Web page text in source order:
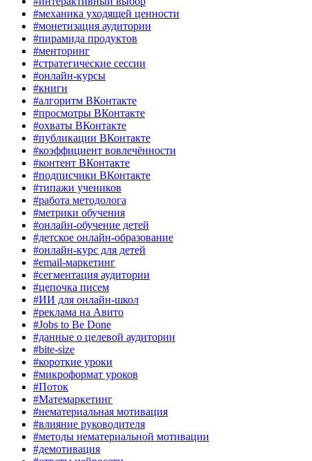
#механика уходящей ценности
#монетизация аудитории
#пирамида продуктов
#менторинг
#стратегические сессии
#онлайн-курсы
#книги
#алгоритм ВКонтакте
#просмотры ВКонтакте
#охваты ВКонтакте
#публикации ВКонтакте
#коэффициент вовлечённости
#контент ВКонтакте
#подписчики ВКонтакте
#типажи учеников
#работа методолога
#метрики обучения
#онлайн-обучение детей
#детское онлайн-образование
#онлайн-курс для детей
#email-маркетинг
#сегментация аудитории
#цепочка писем
#ИИ для онлайн-школ
#реклама на Авито
#Jobs to Be Done
#данные о целевой аудитории
#bite-size
#короткие уроки
#микроформат уроков
#Поток
#Матемаркетинг
#нематериальная мотивация
#влияние руководителя
#методы нематериальной мотивации
#демотивация